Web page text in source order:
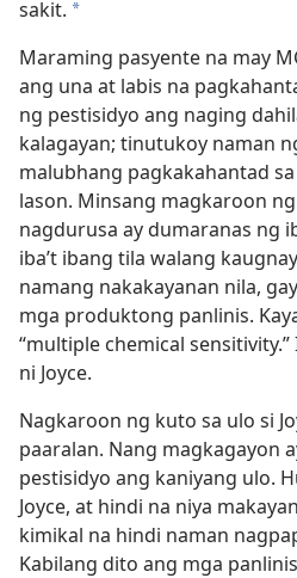
sakit. a
Maraming pasyente na may
ang una at labis na
ng pestisidyo ang naging
kalagayan; tinutukoy naman
malubhang pagkakahantad
lason. Minsang magkaroon
nagdurusa ay dumaranas ng
iba’t ibang tila walang
namang nakakayanan nila,
mga produktong panlinis.
“multiple chemical
ni Joyce.
Nagkaroon ng kuto sa ulo si
paaralan. Nang magkagayon
pestisidyo ang kaniyang ulo.
Joyce, at hindi na niya
kimikal na hindi naman
Kabilang dito ang mga